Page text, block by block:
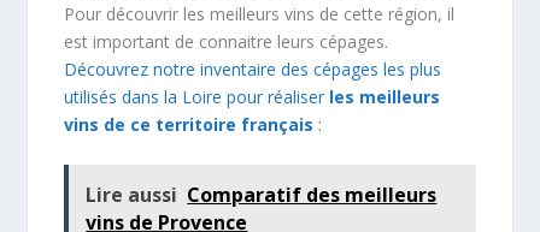
Pour découvrir les meilleurs vins de cette région, il
est important de connaitre leurs cépages.
Découvrez notre inventaire des cépages les plus
utilisés dans la Loire pour réaliser les meilleurs
vins de ce territoire français :
Lire aussi Comparatif des meilleurs
vins de Provence